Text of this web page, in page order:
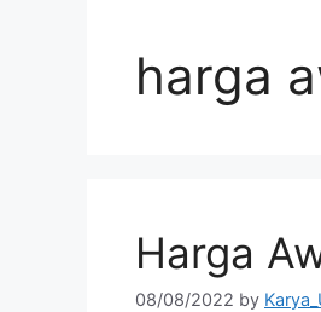
harga
Harga
08/08/2022 by